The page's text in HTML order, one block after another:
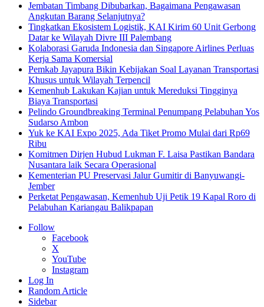
Jembatan Timbang Dibubarkan, Bagaimana Pengawasan
Angkutan Barang Selanjutnya?
Tingkatkan Ekosistem Logistik, KAI Kirim 60 Unit Gerbong
Datar ke Wilayah Divre III Palembang
Kolaborasi Garuda Indonesia dan Singapore Airlines Perluas
Kerja Sama Komersial
Pemkab Jayapura Bikin Kebijakan Soal Layanan Transportasi
Khusus untuk Wilayah Terpencil
Kemenhub Lakukan Kajian untuk Mereduksi Tingginya
Biaya Transportasi
Pelindo Groundbreaking Terminal Penumpang Pelabuhan Yos
Sudarso Ambon
Yuk ke KAI Expo 2025, Ada Tiket Promo Mulai dari Rp69
Ribu
Komitmen Dirjen Hubud Lukman F. Laisa Pastikan Bandara
Nusantara laik Secara Operasional
Kementerian PU Preservasi Jalur Gumitir di Banyuwangi-
Jember
Perketat Pengawasan, Kemenhub Uji Petik 19 Kapal Roro di
Pelabuhan Kariangau Balikpapan
Follow
Facebook
X
YouTube
Instagram
Log In
Random Article
Sidebar